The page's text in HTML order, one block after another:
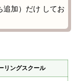
追加）だけ してお
リングスクール